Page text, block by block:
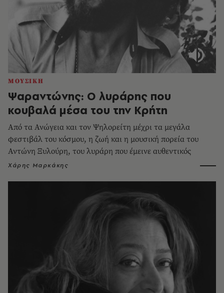
ΜΟΥΣΙΚΗ
Ψαραντώνης: Ο λυράρης που
κουβαλά μέσα του την Κρήτη
Από τα Ανώγεια και τον Ψηλορείτη μέχρι τα μεγάλα
φεστιβάλ του κόσμου, η ζωή και η μουσική πορεία του
Αντώνη Ξυλούρη, του λυράρη που έμεινε αυθεντικός
Χάρης Μαρκάκης